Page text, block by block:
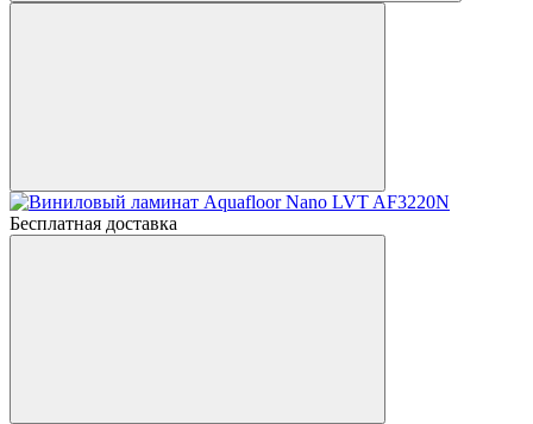
Бесплатная доставка